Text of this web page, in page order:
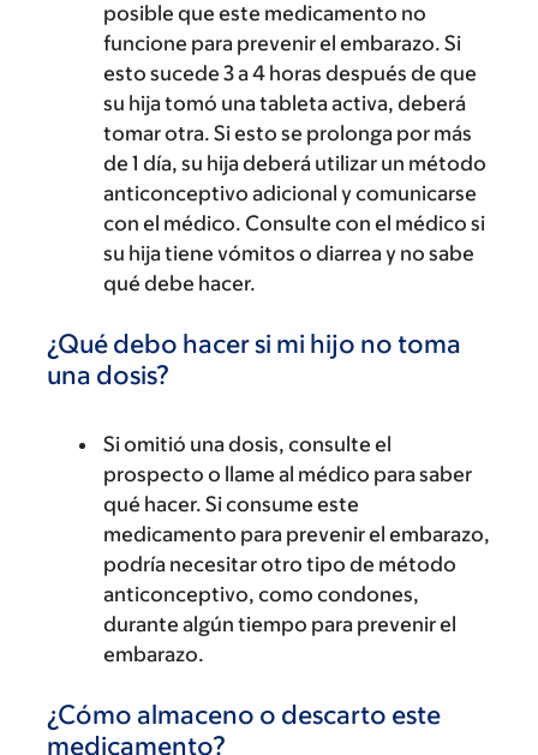
posible que este medicamento no
funcione para prevenir el embarazo. Si
esto sucede 3 a 4 horas después de que
su hija tomó una tableta activa, deberá
tomar otra. Si esto se prolonga por más
de 1 día, su hija deberá utilizar un método
anticonceptivo adicional y comunicarse
con el médico. Consulte con el médico si
su hija tiene vómitos o diarrea y no sabe
qué debe hacer.
¿Qué debo hacer si mi hijo no toma
una dosis?
Si omitió una dosis, consulte el
prospecto o llame al médico para saber
qué hacer. Si consume este
medicamento para prevenir el embarazo,
podría necesitar otro tipo de método
anticonceptivo, como condones,
durante algún tiempo para prevenir el
embarazo.
¿Cómo almaceno o descarto este
medicamento?